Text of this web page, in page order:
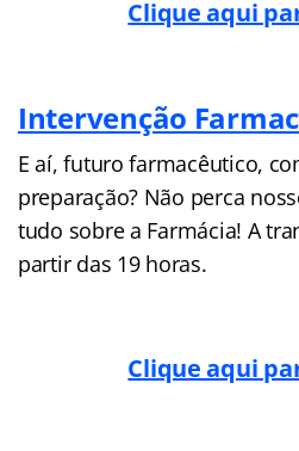
Clique aqui
Intervenção
E aí, futuro farmacêutico,
preparação? Não perca
tudo sobre a Farmácia! A
partir das 19 horas.
Clique aqui